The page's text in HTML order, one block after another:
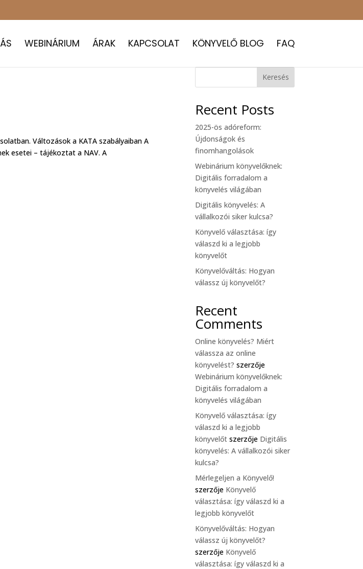
WEBINÁRIUM ÁRAK KAPCSOLAT KÖNYVELŐ BLOG FAQ
Változások a KATA szabályaiban A
esetei – tájékoztat a NAV. A
Keresés
Recent Posts
2025-ös adóreform:
Újdonságok és
finomhangolások
Webinárium könyvelőknek:
Digitális forradalom a
könyvelés világában
Digitális könyvelés: A
vállalkozói siker kulcsa?
Könyvelő választása: így
válaszd ki a legjobb
könyvelőt
Könyvelőváltás: Hogyan
válassz új könyvelőt?
Recent
Comments
Online könyvelés? Miért
válassza az online
könyvelést? szerzője
Webinárium könyvelőknek:
Digitális forradalom a
könyvelés világában
Könyvelő választása: így
válaszd ki a legjobb
könyvelőt szerzője Digitális
könyvelés: A vállalkozói siker
kulcsa?
Mérlegeljen a Könyvelő!
szerzője Könyvelő
választása: így válaszd ki a
legjobb könyvelőt
Könyvelőváltás: Hogyan
válassz új könyvelőt?
szerzője Könyvelő
választása: így válaszd ki a